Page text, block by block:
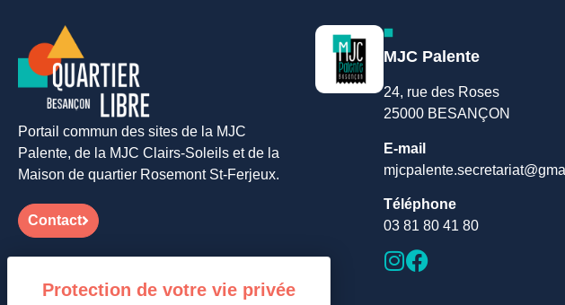
Portail commun des sites de la MJC
Palente, de la MJC Clairs-Soleils et de la
Maison de quartier Rosemont St-Ferjeux.
Contact
MJC Palente
24, rue des Roses
25000 BESANÇON
E-mail
Téléphone
03 81 80 41 80